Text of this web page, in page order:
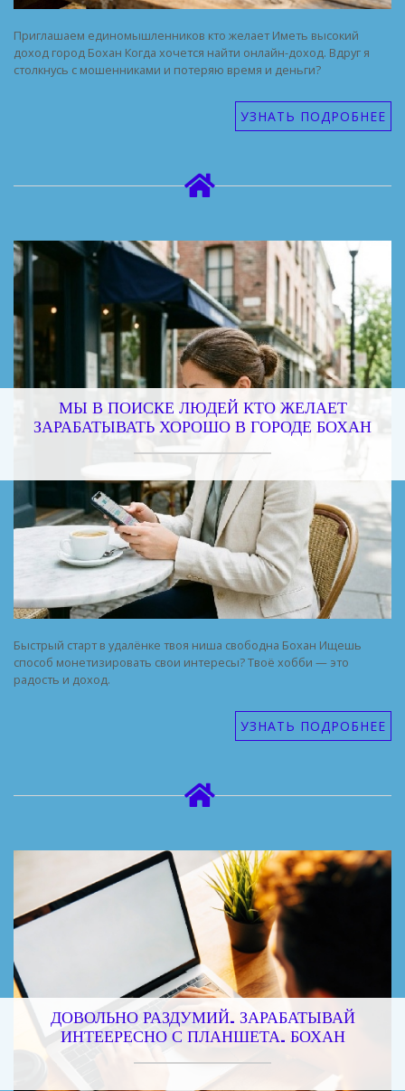
Приглашаем единомышленников кто желает Иметь высокий
доход город Бохан Когда хочется найти онлайн-доход. Вдруг я
столкнусь с мошенниками и потеряю время и деньги?
УЗНАТЬ ПОДРОБНЕЕ
МЫ В ПОИСКЕ ЛЮДЕЙ КТО ЖЕЛАЕТ
ЗАРАБАТЫВАТЬ ХОРОШО В ГОРОДЕ БОХАН
Быстрый старт в удалёнке твоя ниша свободна Бохан Ищешь
способ монетизировать свои интересы? Твоё хобби — это
радость и доход.
УЗНАТЬ ПОДРОБНЕЕ
ДОВОЛЬНО РАЗДУМИЙ. ЗАРАБАТЫВАЙ
ИНТЕЕРЕСНО С ПЛАНШЕТА. БОХАН